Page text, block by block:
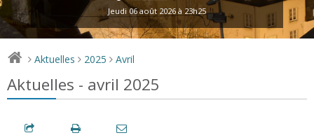
Jeudi 06 août 2026 à 23h25
> Aktuelles > 2025 > Avril
Aktuelles - avril 2025